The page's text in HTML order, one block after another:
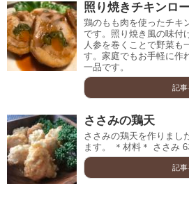
照り焼きチキンロ
鶏のもも肉を使ったチキ
です。照り焼き風の味付
人参を巻くことで野菜も
す。家庭でもお手軽に作
一品です。
記事
ささみの鶏天
ささみの鶏天を作りまし
ます。 ＊材料＊ ささみ
記事